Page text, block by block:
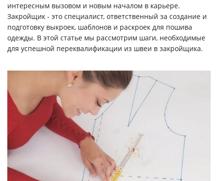
интересным вызовом и новым началом в карьере.
Закройщик - это специалист, ответственный за создание и
подготовку выкроек, шаблонов и раскроек для пошива
одежды. В этой статье мы рассмотрим шаги, необходимые
для успешной переквалификации из швеи в закройщика.